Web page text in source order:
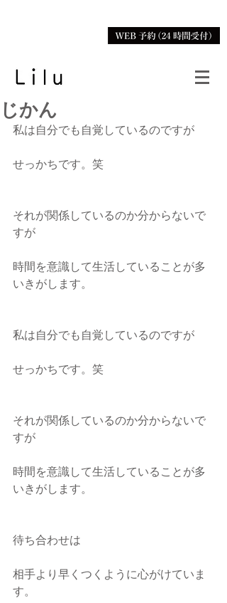
じかん
私は自分でも自覚しているのですが
せっかちです。笑
それが関係しているのか分からないで
すが
時間を意識して生活していることが多
いきがします。
私は自分でも自覚しているのですが
せっかちです。笑
それが関係しているのか分からないで
すが
時間を意識して生活していることが多
いきがします。
待ち合わせは
相手より早くつくように心がけていま
す。